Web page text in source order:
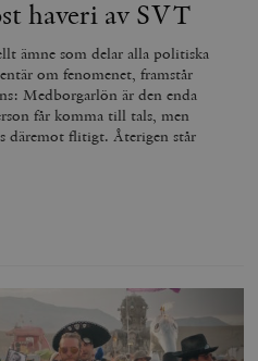
haveri av SVT
ämne som delar alla politiska
om fenomenet, framstår
Medborgarlön är den enda
får komma till tals, men
däremot flitigt. Återigen står